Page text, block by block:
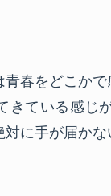
春をどこか
きている感じ
に手が届か